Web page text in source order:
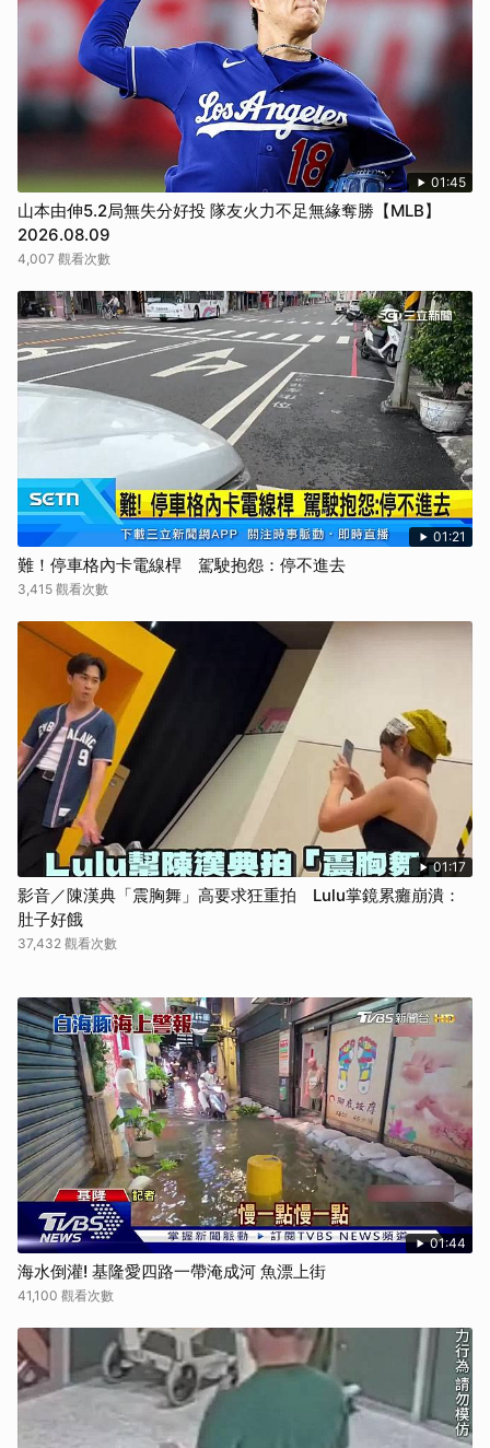
01:45
山本由伸5.2局無失分好投 隊友火力不足無緣奪勝【MLB】
2026.08.09
4,007 觀看次數
01:21
難！停車格內卡電線桿 駕駛抱怨：停不進去
3,415 觀看次數
01:17
影音／陳漢典「震胸舞」高要求狂重拍 Lulu掌鏡累癱崩潰：
肚子好餓
37,432 觀看次數
01:44
海水倒灌! 基隆愛四路一帶淹成河 魚漂上街
41,100 觀看次數